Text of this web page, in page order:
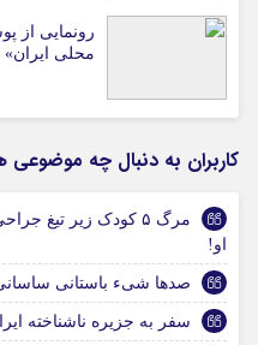
رونمایی از
محلی ایران»
کاربران به دنبال چه موضوعی
مرگ ۵ کودک زیر
او!
صدها شیء باستانی
سفر به جزیره ناشناخته